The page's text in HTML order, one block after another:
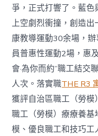
爭，正式打響了。藍
上空劇烈衝撞，創造
康教導運動30余場，
員普惠性運動2場，惠
會·為你而約”職工結交
人次。落實職THE R3
獲評自治區職工（勞
職工（勞模）療療養
模、優良職工和技巧